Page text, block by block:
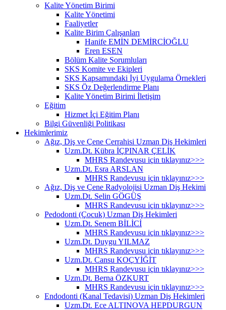
Kalite Yönetim Birimi
Kalite Yönetimi
Faaliyetler
Kalite Birim Çalışanları
Hanife EMİN DEMİRCİOĞLU
Eren ESEN
Bölüm Kalite Sorumluları
SKS Komite ve Ekipleri
SKS Kapsamındaki İyi Uygulama Örnekleri
SKS Öz Değerlendirme Planı
Kalite Yönetim Birimi İletişim
Eğitim
Hizmet İçi Eğitim Planı
Bilgi Güvenliği Politikası
Hekimlerimiz
Ağız, Diş ve Çene Cerrahisi Uzman Diş Hekimleri
Uzm.Dt. Kübra İÇPINAR ÇELİK
MHRS Randevusu için tıklayınız>>>
Uzm.Dt. Esra ARSLAN
MHRS Randevusu için tıklayınız>>>
Ağız, Diş ve Çene Radyolojisi Uzman Diş Hekimi
Uzm.Dt. Selin GÖGÜŞ
MHRS Randevusu için tıklayınız>>>
Pedodonti (Çocuk) Uzman Diş Hekimleri
Uzm.Dt. Senem BİLİCİ
MHRS Randevusu için tıklayınız>>>
Uzm.Dt. Duygu YILMAZ
MHRS Randevusu için tıklayınız>>>
Uzm.Dt. Cansu KOÇYİĞİT
MHRS Randevusu için tıklayınız>>>
Uzm.Dt. Berna ÖZKURT
MHRS Randevusu için tıklayınız>>>
Endodonti (Kanal Tedavisi) Uzman Diş Hekimleri
Uzm.Dt. Ece ALTINOVA HEPDURGUN